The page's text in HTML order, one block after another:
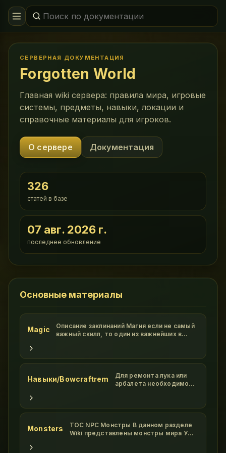
СЕРВЕРНАЯ ДОКУМЕНТАЦИЯ
Forgotten World
Главная wiki сервера: правила мира, игровые
системы, предметы, навыки, локации и
справочные материалы для игроков.
О сервере Документация
326
статей в базе
07 авг. 2026 г.
последнее обновление
Основные материалы
Magic
Описание заклинаний Магия если не самый
важный скилл, то один из важнейших в
гора забот упадет с ваших плеч! Все
делятся на 8 кругов, в каждом круг
Навыки/Bowcraftrem
Для ремонта лука или
арбалета необходимо
руки даггер и таргетом
арбалет. Ресурсы с пака
исчезнут,общая
Monsters
TOC NPC Монстры В данном разделе
Wiki представлены монстры мира УО,